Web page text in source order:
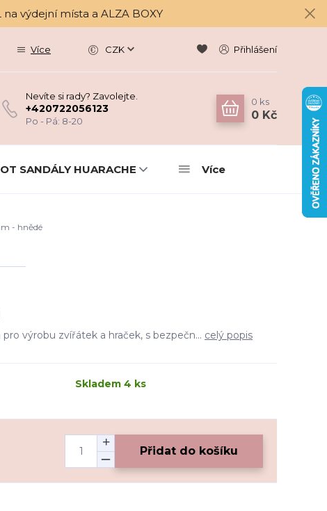
výdejní místa a ALZA BOXY
Více CZK Přihlášení
Nevíte si rady? Zavolejte.
+420722056123
Po - Pá: 8-20
0 ks
0 Kč
SANDÁLY HUARACHE Více
- hnědé
pro výrobu zvířátek a hraček, s bezpečn... celý popis
Skladem 4 ks
Přidat do košíku